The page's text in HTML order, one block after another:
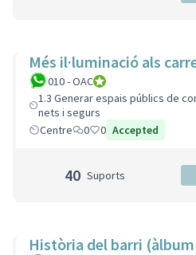
Més il·luminació als
010 - OAC010 - Oficina d'Atenció
1.3 Generar espais públics de
nets i segurs
Centre
0 0 Accepted
40 Suports
Història del barri